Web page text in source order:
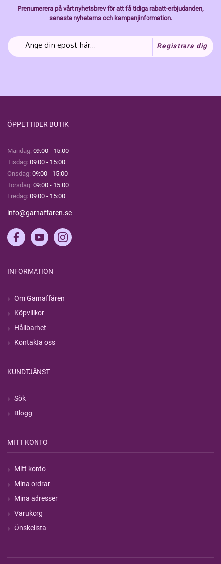
Prenumerera på vårt nyhetsbrev för att få tidiga rabatt-erbjudanden,
senaste nyheterns och kampanjinformation.
Registrera dig
ÖPPETTIDER BUTIK
Måndag: 09:00 - 15:00
Tisdag: 09:00 - 15:00
Onsdag: 09:00 - 15:00
Torsdag: 09:00 - 15:00
Fredag: 09:00 - 15:00
info@garnaffaren.se
INFORMATION
Om Garnaffären
Köpvillkor
Hållbarhet
Kontakta oss
KUNDTJÄNST
Sök
Blogg
MITT KONTO
Mitt konto
Mina ordrar
Mina adresser
Varukorg
Önskelista